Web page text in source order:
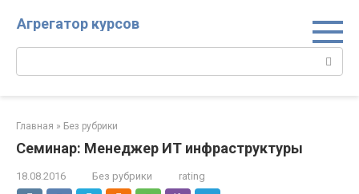
Агрегатор курсов
Главная » Без рубрики
Семинар: Менеджер ИТ инфраструктуры
18.08.2016 Без рубрики rating